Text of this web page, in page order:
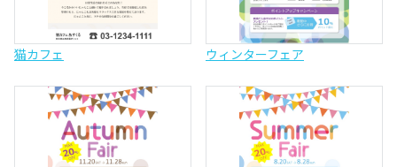
猫カフェ ウィンターフェア